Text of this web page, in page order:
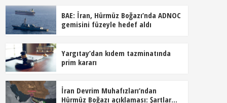
BAE: İran, Hürmüz Boğazı’nda ADNOC
gemisini füzeyle hedef aldı
Yargıtay’dan kıdem tazminatında
prim kararı
İran Devrim Muhafızları’ndan
Hürmüz Boğazı açıklaması: Şartlar